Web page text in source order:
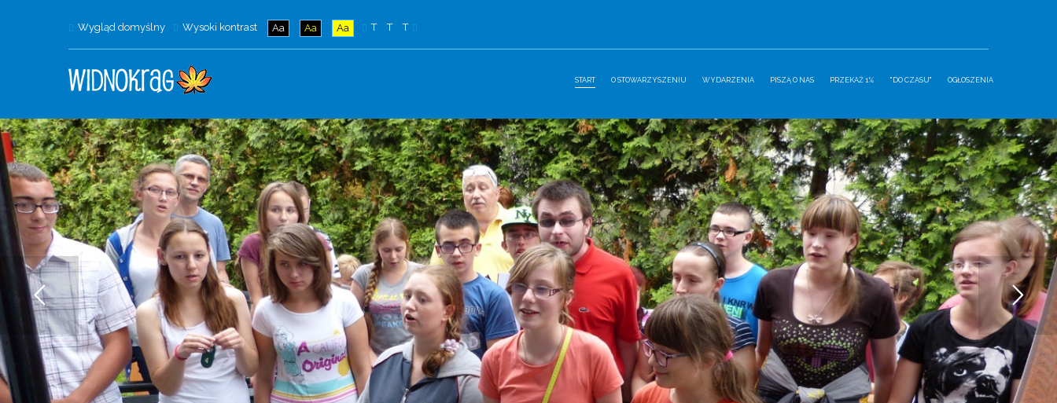
Wygląd domyślny Wysoki kontrast Aa Aa Aa T T T
START O STOWARZYSZENIU WYDARZENIA PISZĄ O NAS PRZEKAŻ 1% "DO CZASU" OGŁOSZENIA